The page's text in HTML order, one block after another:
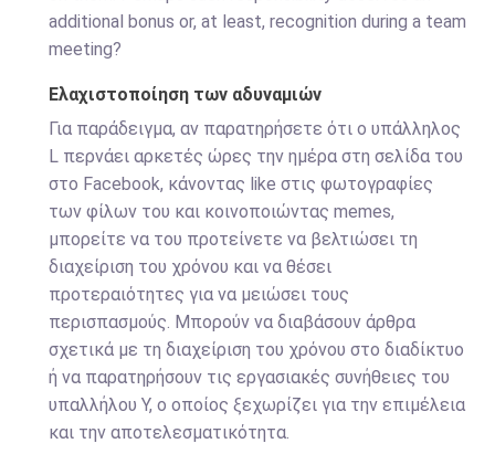
additional bonus or, at least, recognition during a team
meeting?
Ελαχιστοποίηση των αδυναμιών
Για παράδειγμα, αν παρατηρήσετε ότι ο υπάλληλος
L περνάει αρκετές ώρες την ημέρα στη σελίδα του
στο Facebook, κάνοντας like στις φωτογραφίες
των φίλων του και κοινοποιώντας memes,
μπορείτε να του προτείνετε να βελτιώσει τη
διαχείριση του χρόνου και να θέσει
προτεραιότητες για να μειώσει τους
περισπασμούς. Μπορούν να διαβάσουν άρθρα
σχετικά με τη διαχείριση του χρόνου στο διαδίκτυο
ή να παρατηρήσουν τις εργασιακές συνήθειες του
υπαλλήλου Υ, ο οποίος ξεχωρίζει για την επιμέλεια
και την αποτελεσματικότητα.